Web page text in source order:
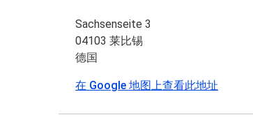
Sachsenseite 3
04103 莱比锡
德国
在 Google 地图上查看此地址